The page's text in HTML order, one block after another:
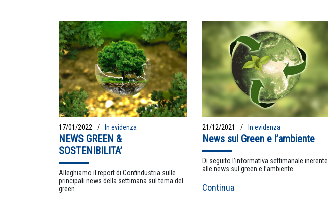
17/01/2022 In evidenza
NEWS GREEN &
SOSTENIBILITA’
Alleghiamo il report di Confindustria sulle
principali news della settimana sul tema del
green.
21/12/2021 In evidenza
News sul Green e l’ambiente
Di seguito l’informativa settimanale inerente
alle news sul green e l’ambiente
Continua